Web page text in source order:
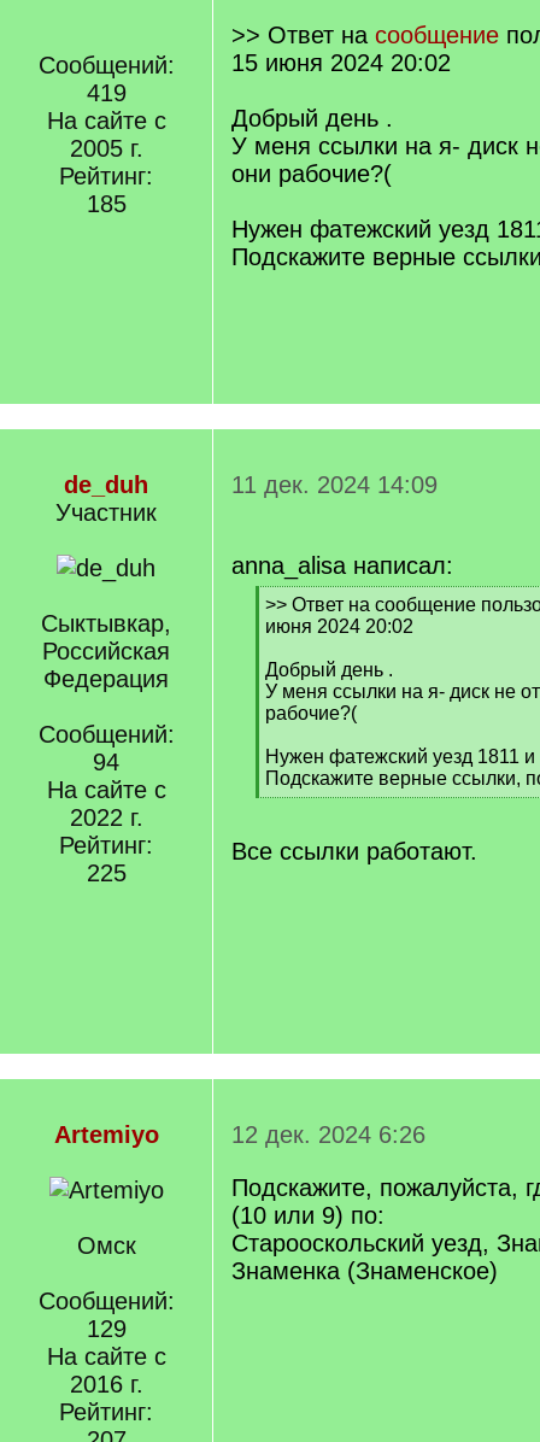
Сообщений:
419
На сайте с
2005 г.
Рейтинг:
185
>> Ответ на сообщение
15 июня 2024 20:02
Добрый день .
У меня ссылки на я- диск
они рабочие?(
Нужен фатежский уезд
Подскажите верные
de_duh
Участник
Сыктывкар,
Российская
Федерация
Сообщений:
94
На сайте с
2022 г.
Рейтинг:
225
11 дек. 2024 14:09
anna_alisa написал:
[
q
>> Ответ на сообщение
июня 2024 20:02
Добрый день .
У меня ссылки на я- диск не
рабочие?(
Нужен фатежский уезд 1811 и
Подскажите верные ссылки,
[
q
]
Все ссылки работают.
Artemiyo
Омск
Сообщений:
129
На сайте с
2016 г.
Рейтинг:
12 дек. 2024 6:26
Подскажите, пожалуйста,
(10 или 9) по:
Старооскольский уезд,
Знаменка (Знаменское)